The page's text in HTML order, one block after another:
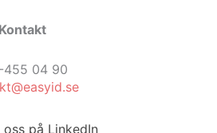
Kontakt
455 04 90
oss på LinkedIn